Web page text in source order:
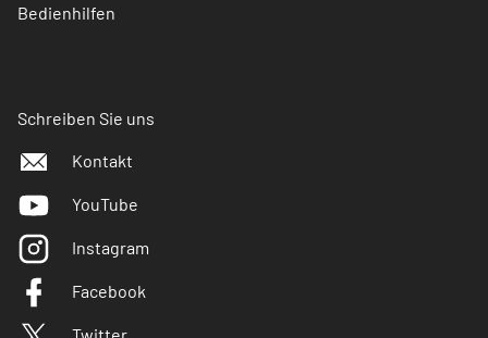
Bedienhilfen
Schreiben Sie uns
Kontakt
YouTube
Instagram
Facebook